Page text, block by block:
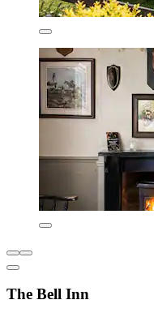
The Bell Inn